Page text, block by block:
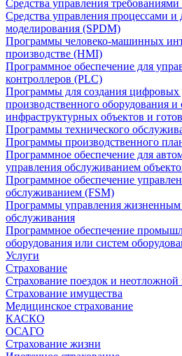
Средства управления
Средства управления процессами
моделирования (SPDM)
Программы человеко-машинных
производстве (HMI)
Программное обеспечение для
контроллеров (PLC)
Программы для создания цифровых
производственного оборудования и
инфраструктурных объектов и
Программы технического
Программы производственного
Программное обеспечение для
управления обслуживанием
Программное обеспечение
обслуживанием (FSM)
Программы управления жизненным
обслуживания
Программное обеспечение
оборудования или систем
Услуги
Страхование
Страхование поездок и
Страхование имущества
Медицинское страхование
КАСКО
ОСАГО
Страхование жизни